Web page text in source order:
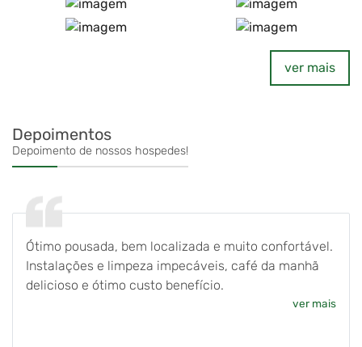
ver mais
Depoimentos
Depoimento de nossos hospedes!
Ótimo pousada, bem localizada e muito confortável.
Instalações e limpeza impecáveis, café da manhã
delicioso e ótimo custo benefício.
ver mais